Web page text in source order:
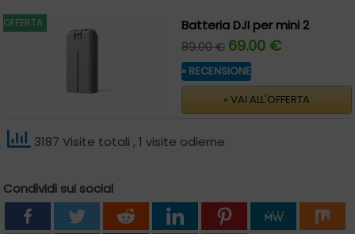
OFFERTA
Batteria DJI per mini 2
89.00 € 69.00 €
» RECENSIONE
» VAI ALL'OFFERTA
3187 Visite totali , 1 visite odierne
Condividi sui social